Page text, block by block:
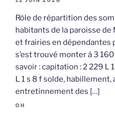
Rôle de répartition des
habitants de la paroisse
et frairies en dépendantes
s’est trouvé monter à 3
savoir : capitation : 2 229 L
L 1 s 8 f solde,
entretinnement des […]
OH